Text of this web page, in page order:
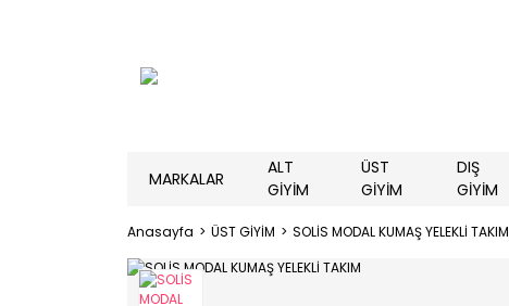
MARKALAR
ALT
GİYİM
ÜST
GİYİM
DIŞ
GİYİM
Anasayfa ÜST GİYİM SOLİS MODAL KUMAŞ YELEKLİ TAKIM